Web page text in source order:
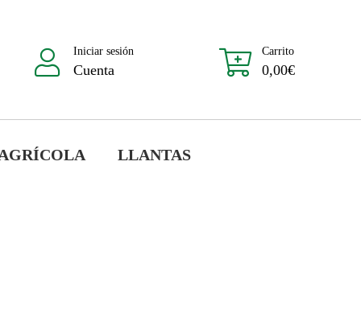
Iniciar sesión
Cuenta
Carrito
0,00€
LLANTAS